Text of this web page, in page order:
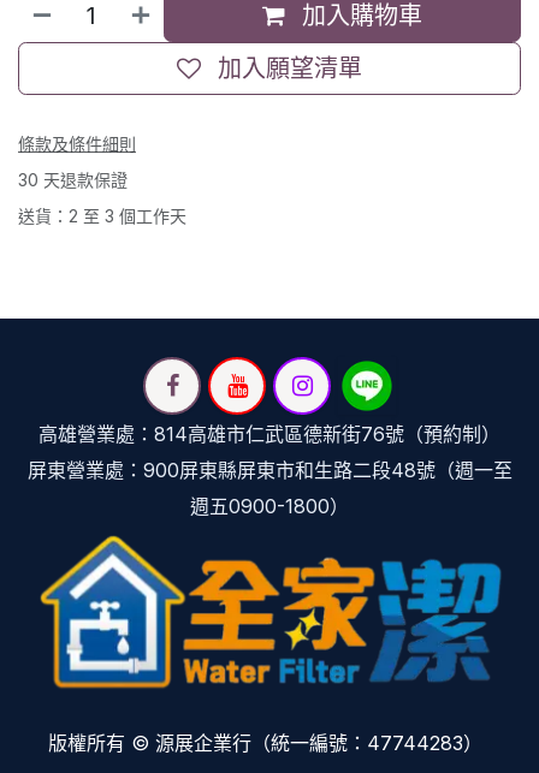
加入購物車
加入願望清單
條款及條件細則
30 天退款保證
送貨：2 至 3 個工作天
高雄營業處：814高雄市仁武區德新街76號（預約制）
屏東營業處：900屏東縣屏東市和生路二段48號（週一至
週五0900-1800）
版權所有 © 源展企業行（統一編號：47744283）